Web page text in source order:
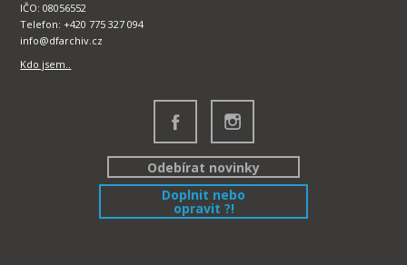
IČO: 08056552
Telefon: +420 775 327 094
info@dfarchiv.cz
Kdo jsem..
Odebírat novinky
Doplnit nebo
opravit ?!